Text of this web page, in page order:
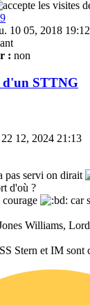
10 05, 2018 19:12
: non
d'un STTNG
12, 2024 21:13
pas servi on dirait
d'où ?
courage
car
Williams,
Stern et IM sont